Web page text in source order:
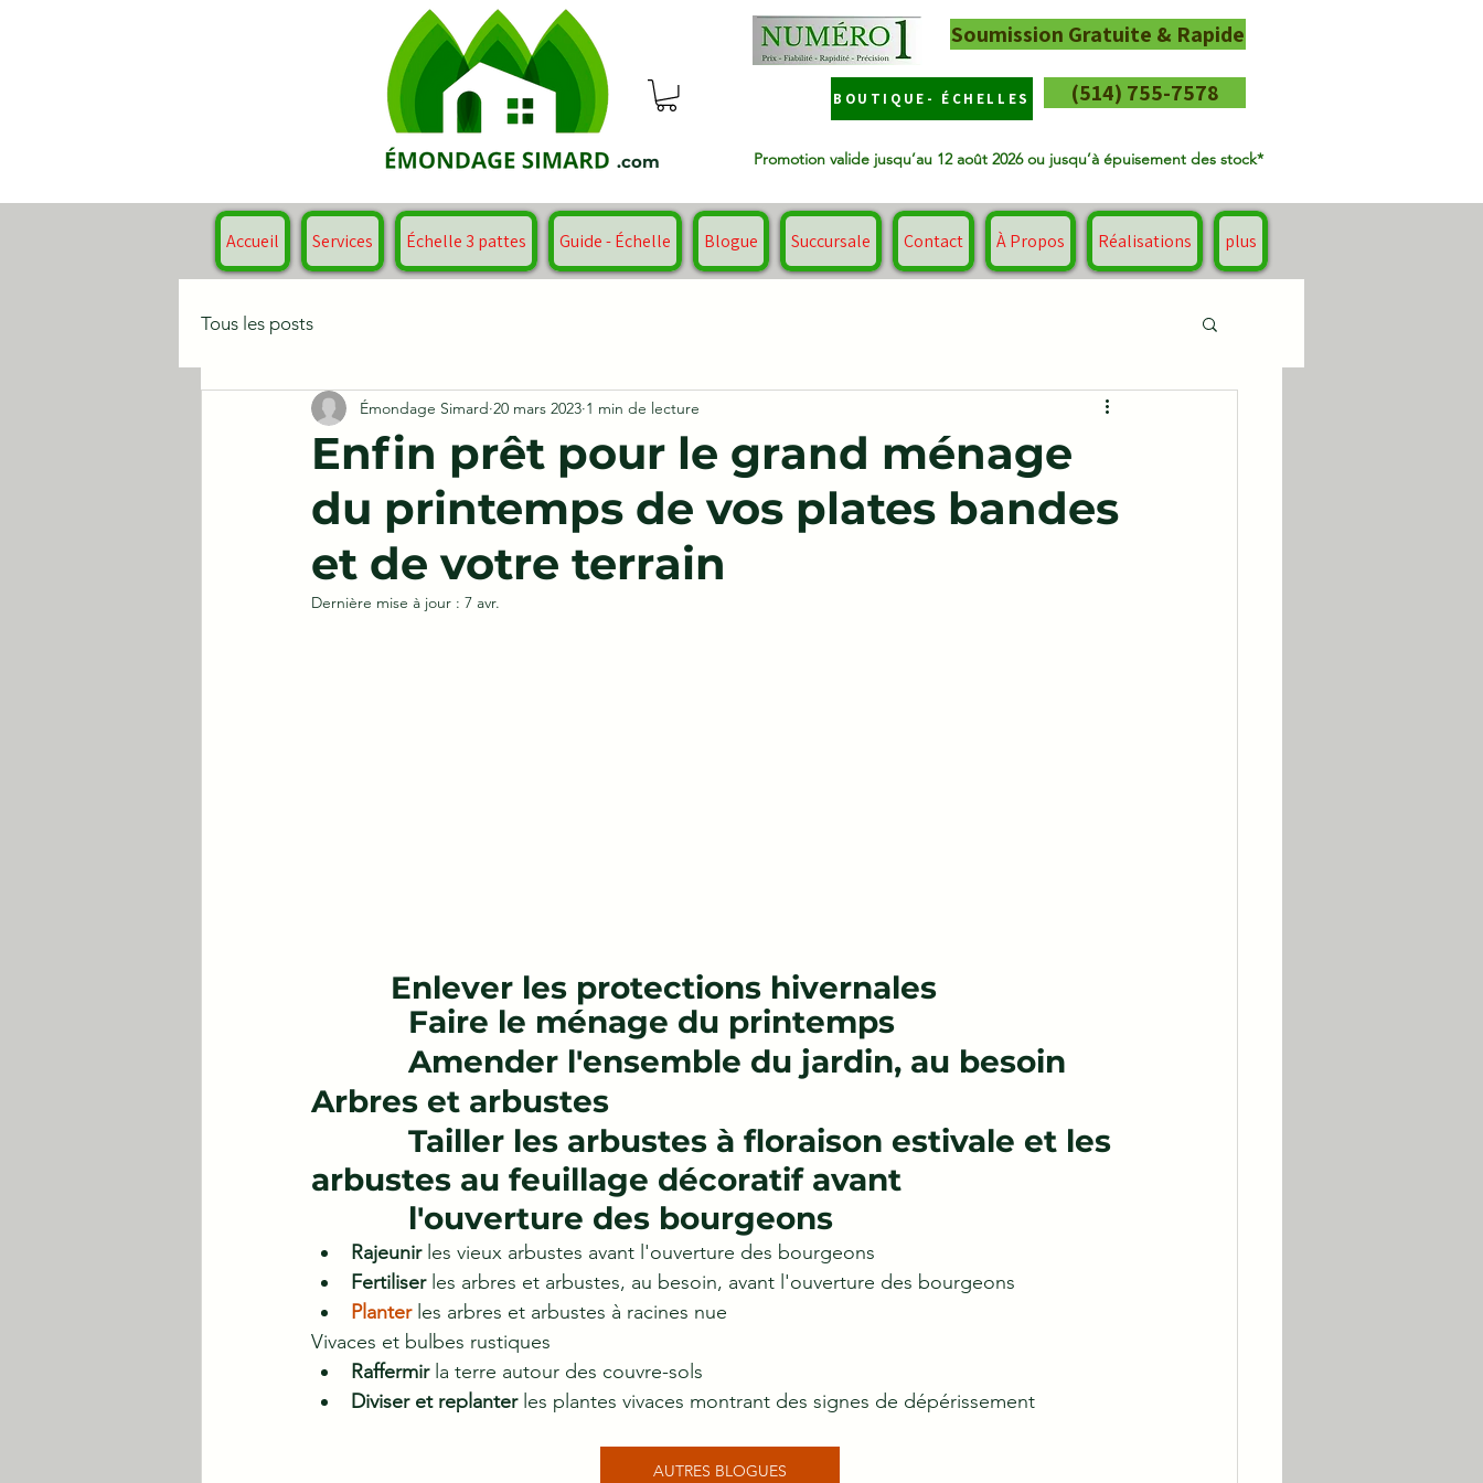
.com
Soumission Gratuite & Rapide
BOUTIQUE- ÉCHELLES (514) 755-7578
Promotion valide jusqu’au 12 août 2026 ou jusqu’à épuisement des stock*
Accueil Services Échelle 3 pattes Guide - Échelle Blogue Succursale Contact À Propos Réalisations plus
Tous les posts
Enfin prêt pour le grand ménage
du printemps de vos plates bandes
et de votre terrain
Émondage Simard 20 mars 2023 1 min de lecture
Dernière mise à jour : 7 avr.
         Enlever les protections hivernales
           Faire le ménage du printemps
           Amender l'ensemble du jardin, au besoin
Arbres et arbustes
arbustes au feuillage décoratif avant
           l'ouverture des bourgeons
Rajeunir les vieux arbustes avant l'ouverture des bourgeons
Fertiliser les arbres et arbustes, au besoin, avant l'ouverture des bourgeons
Planter les arbres et arbustes à racines nue
Vivaces et bulbes rustiques
Raffermir la terre autour des couvre-sols
Diviser et replanter les plantes vivaces montrant des signes de dépérissement
AUTRES BLOGUES